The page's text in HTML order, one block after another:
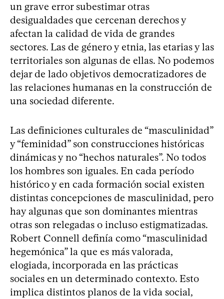
un grave error subestimar otras
desigualdades que cercenan derechos y
afectan la calidad de vida de grandes
sectores. Las de género y etnia, las etarias y las
territoriales son algunas de ellas. No podemos
dejar de lado objetivos democratizadores de
las relaciones humanas en la construcción de
una sociedad diferente.
Las definiciones culturales de “masculinidad”
y “feminidad” son construcciones históricas
dinámicas y no “hechos naturales”. No todos
los hombres son iguales. En cada período
histórico y en cada formación social existen
distintas concepciones de masculinidad, pero
hay algunas que son dominantes mientras
otras son relegadas o incluso estigmatizadas.
Robert Connell definía como “masculinidad
hegemónica” la que es más valorada,
elogiada, incorporada en las prácticas
sociales en un determinado contexto. Esto
implica distintos planos de la vida social,